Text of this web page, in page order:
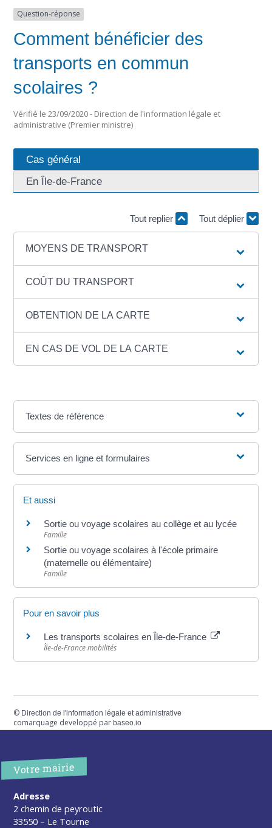
Question-réponse
Comment bénéficier des
transports en commun
scolaires ?
Vérifié le 23/09/2020 - Direction de l'information légale et
administrative (Premier ministre)
Cas général
En Île-de-France
Tout replier Tout déplier
MOYENS DE TRANSPORT
COÛT DU TRANSPORT
OBTENTION DE LA CARTE
EN CAS DE VOL DE LA CARTE
Textes de référence
Services en ligne et formulaires
Et aussi
Sortie ou voyage scolaires au collège et au lycée
Famille
Sortie ou voyage scolaires à l'école primaire
(maternelle ou élémentaire)
Famille
Pour en savoir plus
Les transports scolaires en Île-de-France
Île-de-France mobilités
© Direction de l'information légale et administrative
comarquage developpé parbaseo.io
Votre mairie
Adresse
2 chemin de peyroutic
33550 – Le Tourne